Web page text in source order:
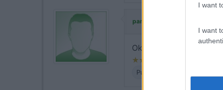
I want
I want
pange
Ok, abbiamo anche
Punto vendita